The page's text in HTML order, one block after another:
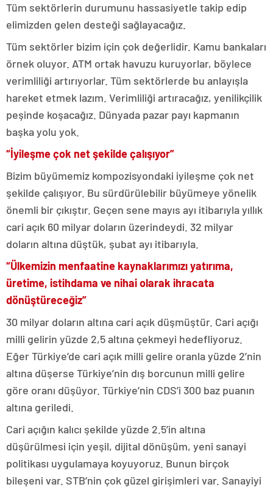
Tüm sektörlerin durumunu hassasiyetle takip edip
elimizden gelen desteği sağlayacağız.
Tüm sektörler bizim için çok değerlidir. Kamu bankaları
örnek oluyor. ATM ortak havuzu kuruyorlar, böylece
verimliliği artırıyorlar. Tüm sektörlerde bu anlayışla
hareket etmek lazım. Verimliliği artıracağız, yenilikçilik
peşinde koşacağız. Dünyada pazar payı kapmanın
başka yolu yok.
“İyileşme çok net şekilde çalışıyor”
Bizim büyümemiz kompozisyondaki iyileşme çok net
şekilde çalışıyor. Bu sürdürülebilir büyümeye yönelik
önemli bir çıkıştır. Geçen sene mayıs ayı itibarıyla yıllık
cari açık 60 milyar doların üzerindeydi. 32 milyar
doların altına düştük, şubat ayı itibarıyla.
“Ülkemizin menfaatine kaynaklarımızı yatırıma,
üretime, istihdama ve nihai olarak ihracata
dönüştüreceğiz”
30 milyar doların altına cari açık düşmüştür. Cari açığı
milli gelirin yüzde 2,5 altına çekmeyi hedefliyoruz.
Eğer Türkiye’de cari açık milli gelire oranla yüzde 2’nin
altına düşerse Türkiye’nin dış borcunun milli gelire
göre oranı düşüyor. Türkiye’nin CDS’i 300 baz puanın
altına geriledi.
Cari açığın kalıcı şekilde yüzde 2.5’in altına
düşürülmesi için yeşil, dijital dönüşüm, yeni sanayi
politikası uygulamaya koyuyoruz. Bunun birçok
bileşeni var. STB’nin çok güzel girişimleri var. Sanayiyi